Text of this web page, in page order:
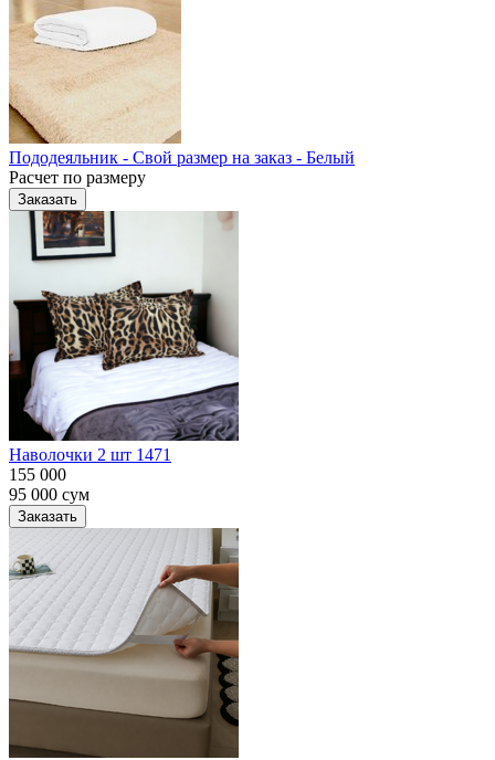
Пододеяльник - Свой размер на заказ - Белый
Расчет по размеру
Заказать
Наволочки 2 шт 1471
155 000
95 000 сум
Заказать